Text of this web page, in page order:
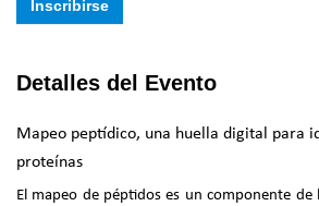
Inscribirse
Detalles del Evento
Mapeo peptídico, una huella digital para
proteínas
El mapeo de péptidos es un componente de